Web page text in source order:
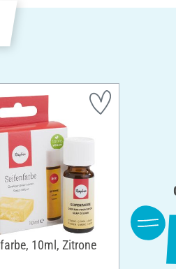
10ml, Zitrone